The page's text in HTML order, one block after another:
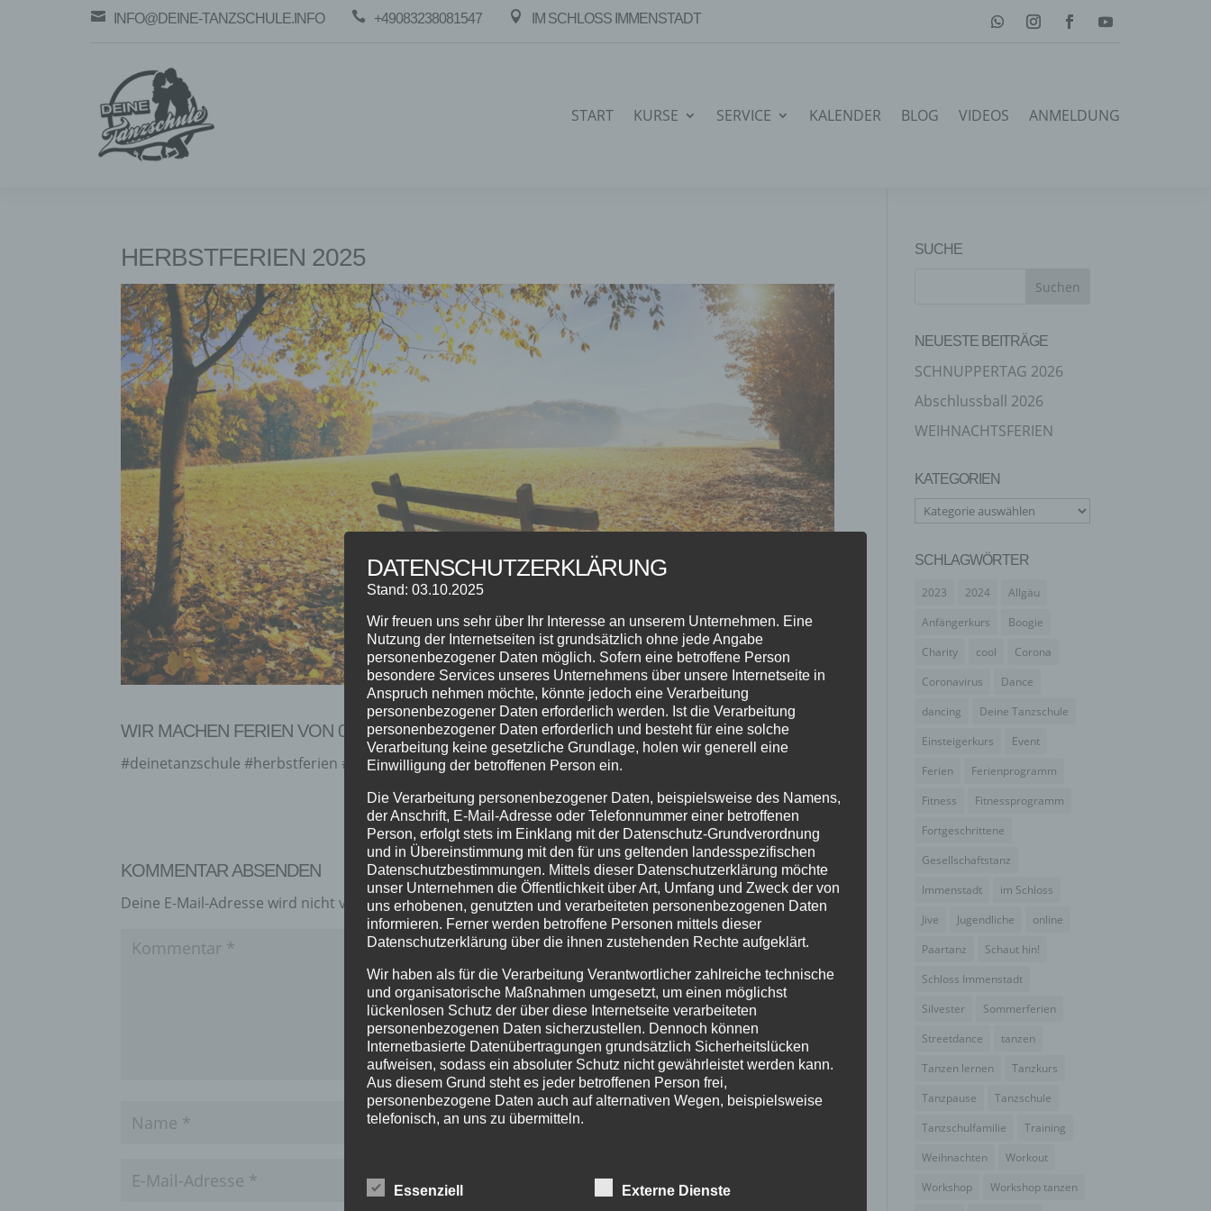
 INFO@DEINE-TANZSCHULE.INFO  +49083238081547  IM SCHLOSS IMMENSTADT
START KURSE SERVICE KALENDER BLOG VIDEOS ANMELDUNG
HERBSTFERIEN 2025
WIR MACHEN FERIEN VON 02.11.BIS 08.11.2025
#deinetanzschule #herbstferien # ferien #2025
KOMMENTAR ABSENDEN
Deine E-Mail-Adresse wird nicht veröffentlicht.Erforderliche Felder sind mit*markiert
SUCHE
NEUESTE BEITRÄGE
SCHNUPPERTAG 2026
Abschlussball 2026
WEIHNACHTSFERIEN
KATEGORIEN
Kategorien
SCHLAGWÖRTER
2023 2024
Allgäu
Anfängerkurs
Boogie
Charity
cool
Corona
Coronavirus
Dance
dancing
Deine Tanzschule
Einsteigerkurs
Event
Ferien
Ferienprogramm
Fitness
Fitnessprogramm
Fortgeschrittene
Gesellschaftstanz
Immenstadt
im Schloss
Jive
Jugendliche
online
Paartanz
Schaut hin!
Schloss Immenstadt
Silvester
Sommerferien
Streetdance
tanzen
Tanzen lernen
Tanzkurs
Tanzpause
Tanzschule
Tanzschulfamilie
Training
Weihnachten
Workout
Workshop
Workshop tanzen
DATENSCHUTZERKLÄRUNG
Stand: 03.10.2025
Wir freuen uns sehr über Ihr Interesse an unserem Unternehmen. Eine
Nutzung der Internetseiten ist grundsätzlich ohne jede Angabe
personenbezogener Daten möglich. Sofern eine betroffene Person
besondere Services unseres Unternehmens über unsere Internetseite in
Anspruch nehmen möchte, könnte jedoch eine Verarbeitung
personenbezogener Daten erforderlich werden. Ist die Verarbeitung
personenbezogener Daten erforderlich und besteht für eine solche
Verarbeitung keine gesetzliche Grundlage, holen wir generell eine
Einwilligung der betroffenen Person ein.
Die Verarbeitung personenbezogener Daten, beispielsweise des Namens,
der Anschrift, E-Mail-Adresse oder Telefonnummer einer betroffenen
Person, erfolgt stets im Einklang mit der Datenschutz-Grundverordnung
und in Übereinstimmung mit den für uns geltenden landesspezifischen
Datenschutzbestimmungen. Mittels dieser Datenschutzerklärung möchte
unser Unternehmen die Öffentlichkeit über Art, Umfang und Zweck der von
uns erhobenen, genutzten und verarbeiteten personenbezogenen Daten
informieren. Ferner werden betroffene Personen mittels dieser
Datenschutzerklärung über die ihnen zustehenden Rechte aufgeklärt.
Wir haben als für die Verarbeitung Verantwortlicher zahlreiche technische
und organisatorische Maßnahmen umgesetzt, um einen möglichst
lückenlosen Schutz der über diese Internetseite verarbeiteten
personenbezogenen Daten sicherzustellen. Dennoch können
Internetbasierte Datenübertragungen grundsätzlich Sicherheitslücken
aufweisen, sodass ein absoluter Schutz nicht gewährleistet werden kann.
Aus diesem Grund steht es jeder betroffenen Person frei,
personenbezogene Daten auch auf alternativen Wegen, beispielsweise
telefonisch, an uns zu übermitteln.
Essenziell Externe Dienste